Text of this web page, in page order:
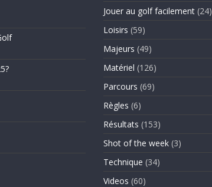
Jouer au golf facilement (24)
Loisirs (59)
Majeurs (49)
Matériel (126)
Parcours (69)
Règles (6)
Résultats (153)
Shot of the week (3)
Technique (34)
Videos (60)